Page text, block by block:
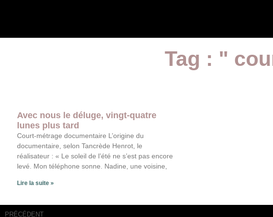
Tag : "
Avec nous le déluge, vingt-quatre
lunes plus tard
Court-métrage documentaire L’origine du
documentaire, selon Tancrède Henrot, le
réalisateur : « Le soleil de l’été ne s’est pas encore
levé. Mon téléphone sonne. Nadine, une voisine,
Lire la suite »
PRÉCÉDENT